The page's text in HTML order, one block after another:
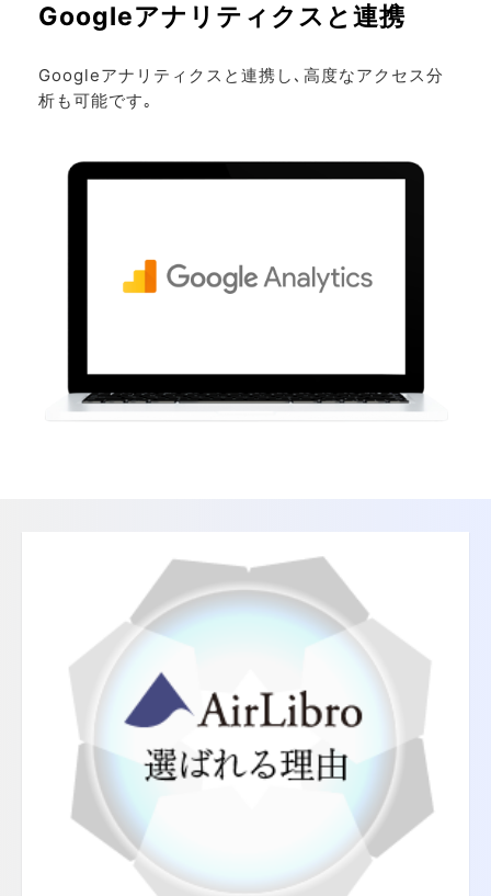
Googleアナリティクスと連携
Googleアナリティクスと連携し､高度なアクセス分
析も可能です｡